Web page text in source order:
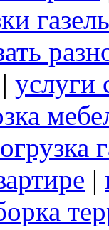
| услуги
|